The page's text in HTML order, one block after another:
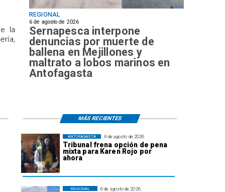
la
REGIONAL
6 de agosto de 2026
Sernapesca interpone
denuncias por muerte de
ballena en Mejillones y
maltrato a lobos marinos en
Antofagasta
6 de agosto de 2026
Tribunal frena opción de pena
mixta para Karen Rojo por
ahora
ANTOFAGASTA
6 de agosto de 2026
REGIONAL
MÁS RECIENTES